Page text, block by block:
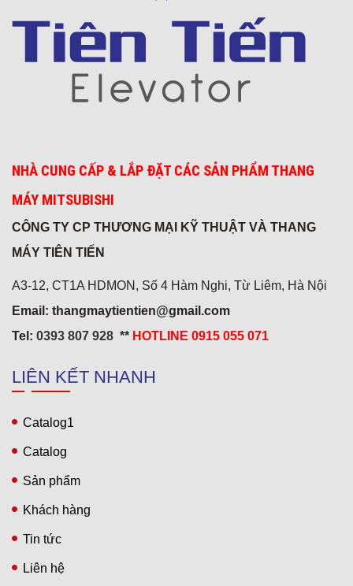
Khách sạn 5* FREESIA
NHÀ CUNG CẤP & LẮP ĐẶT CÁC SẢN PHẨM THANG
MÁY MITSUBISHI
CÔNG TY CP THƯƠNG MẠI KỸ THUẬT VÀ THANG
MÁY TIÊN TIẾN
A3-12, CT1A HDMON, Số 4 Hàm Nghi, Từ Liêm, Hà Nội
Email: thangmaytientien@gmail.com
Tel: 0393 807 928 ** HOTLINE 0915 055 071
LIÊN KẾT NHANH
Catalog1
Catalog
Sản phẩm
Khách hàng
Tin tức
Liên hệ